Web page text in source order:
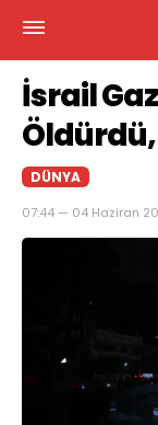
İsrail
Öldürdü,
DÜNYA
07:44 — 04 Haziran